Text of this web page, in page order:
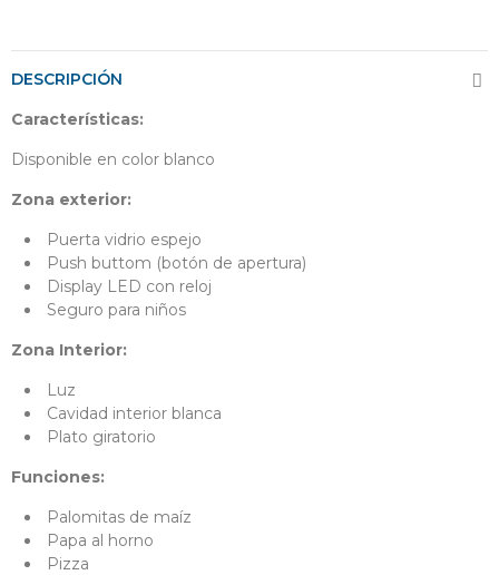
DESCRIPCIÓN
Características:
Disponible en color blanco
Zona exterior:
Puerta vidrio espejo
Push buttom (botón de apertura)
Display LED con reloj
Seguro para niños
Zona Interior:
Luz
Cavidad interior blanca
Plato giratorio
Funciones:
Palomitas de maíz
Papa al horno
Pizza